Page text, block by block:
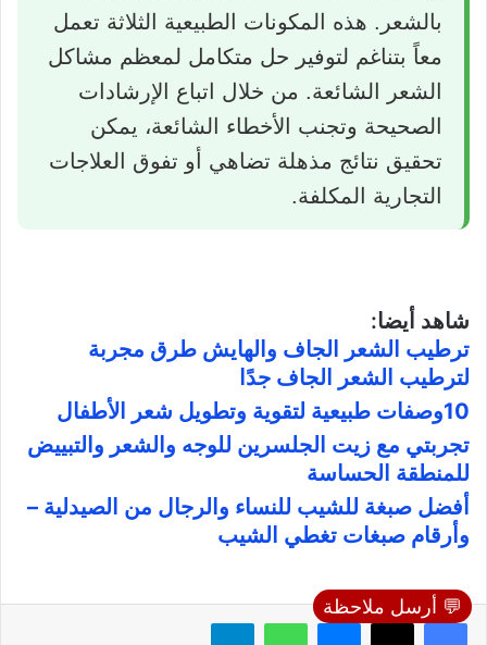
بالشعر. هذه المكونات الطبيعية الثلاثة تعمل
معاً بتناغم لتوفير حل متكامل لمعظم مشاكل
الشعر الشائعة. من خلال اتباع الإرشادات
الصحيحة وتجنب الأخطاء الشائعة، يمكن
تحقيق نتائج مذهلة تضاهي أو تفوق العلاجات
التجارية المكلفة.
شاهد أيضا:
ترطيب الشعر الجاف والهايش طرق مجربة
لترطيب الشعر الجاف جدًا
10وصفات طبيعية لتقوية وتطويل شعر الأطفال
تجربتي مع زيت الجلسرين للوجه والشعر والتبييض
للمنطقة الحساسة
أفضل صبغة للشيب للنساء والرجال من الصيدلية –
وأرقام صبغات تغطي الشيب
فيسبوك X ماسنجر واتساب
💬 أرسل ملاحظة